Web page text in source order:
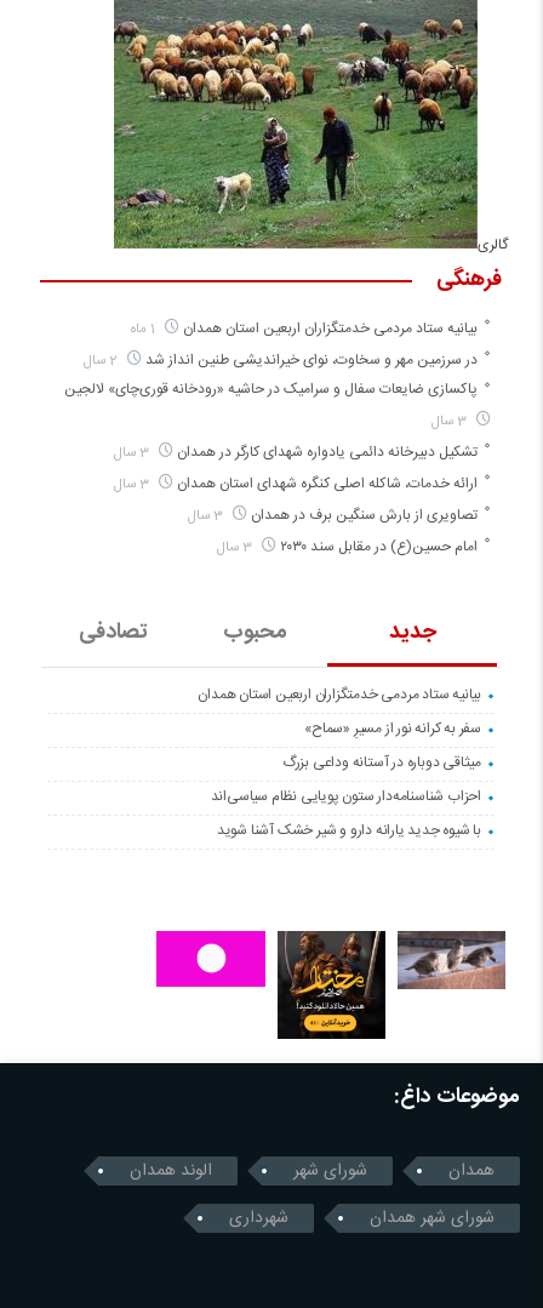
گالری
جدید محبوب تصادفی
بیانیه ستاد مردمی خدمتگزاران اربعین استان همدان
سفر به کرانه‌ نور از مسیرِ «سماح»
میثاقی دوباره در آستانه‌ وداعی بزرگ
احزاب شناسنامه‌دار ستون پویایی نظام سیاسی‌اند
با شیوه جدید یارانه دارو و شیر خشک آشنا شوید
فرهنگی
بیانیه ستاد مردمی خدمتگزاران اربعین استان همدان
در سرزمین مهر و سخاوت، نوای خیراندیشی طنین انداز شد
پاکسازی ضایعات سفال و سرامیک در حاشیه «رودخانه قوری‌چای» لالجین
3 سال
تشکیل دبیرخانه دائمی یادواره شهدای کارگر در همدان 3 سال
ارائه خدمات، شاکله اصلی کنگره شهدای استان همدان 3 سال
تصاویری از بارش سنگین برف در همدان 3 سال
امام حسین(ع) در مقابل سند ۲۰۳۰ 3 سال
موضوعات داغ:
همدان شورای شهر
الوند همدان
شورای شهر همدان
شهرداری